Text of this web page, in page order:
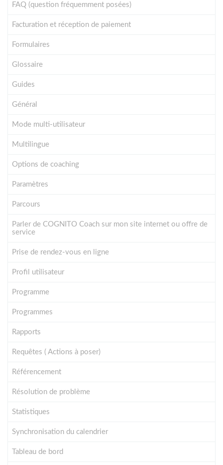
FAQ (question fréquemment posées)
Facturation et réception de paiement
Formulaires
Glossaire
Guides
Général
Mode multi-utilisateur
Multilingue
Options de coaching
Paramètres
Parcours
Parler de COGNITO Coach sur mon site internet ou offre de
service
Prise de rendez-vous en ligne
Profil utilisateur
Programme
Programmes
Rapports
Requêtes ( Actions à poser)
Référencement
Résolution de problème
Statistiques
Synchronisation du calendrier
Tableau de bord